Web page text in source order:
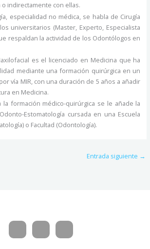
indirectamente con ellas.
especialidad no médica, se habla de Cirugía
universitarios (Master, Experto, Especialista
respaldan la actividad de los Odontólogos en
es el licenciado en Medicina que ha
mediante una formación quirúrgica en un
vía MIR, con una duración de 5 años a añadir
en Medicina.
la formación médico-quirúrgica se le añade la
Estomatología cursada en una Escuela
o Facultad (Odontología).
Entrada siguiente →